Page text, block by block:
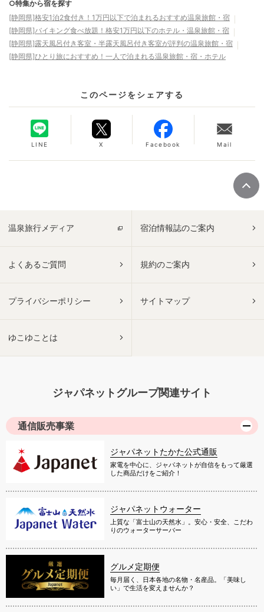
○特集から宿を探す
[静岡県]格安1泊2食付き！1万円以下で泊まれるおすすめ温泉旅館・宿
[静岡県]バイキング食べ放題！格安1万円以下のホテル・温泉旅館・宿
[静岡県]露天風呂付き客室・半露天風呂付き客室が評判の温泉旅館・宿
[静岡県]ひとり旅におすすめ！一人で泊まれる温泉旅館・宿・ホテル
このページをシェアする
LINE X Facebook Mail
温泉旅行メディア 宿泊情報誌のご案内
よくあるご質問 規約のご案内
プライバシーポリシー サイトマップ
ゆこゆことは
ジャパネットグループ関連サイト
通信販売事業
ジャパネットたかた公式通販
家電を中心に、ジャパネットが自信をもって厳選
した商品だけをご紹介！
ジャパネットウォーター
上質な「富士山の天然水」。安心・安全、こだわ
りのウォーターサーバー
グルメ定期便
毎月届く、日本各地の名物・名産品。「美味し
い」で生活を変えませんか？